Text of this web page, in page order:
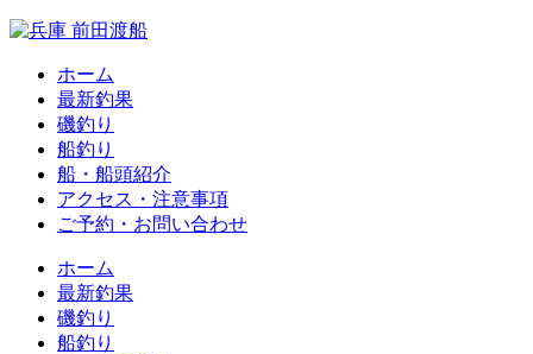
ホーム
最新釣果
磯釣り
船釣り
船・船頭紹介
アクセス・注意事項
ご予約・お問い合わせ
ホーム
最新釣果
磯釣り
船釣り